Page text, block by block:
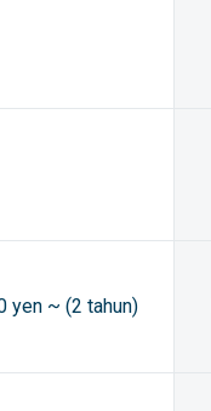
yen ~ (2 tahun)